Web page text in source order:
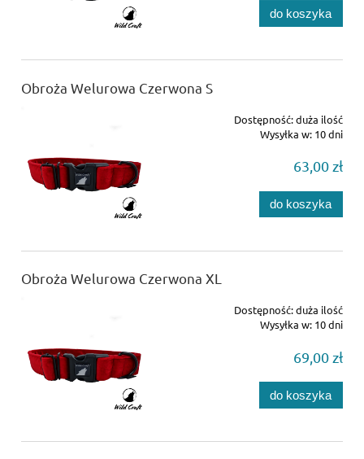
do koszyka
Obroża Welurowa Czerwona S
Dostępność:duża ilość
Wysyłka w: 10 dni
63,00 zł
do koszyka
Obroża Welurowa Czerwona XL
Dostępność:duża ilość
Wysyłka w: 10 dni
69,00 zł
do koszyka